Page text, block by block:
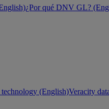
¿Por qué DNV GL?
technology (English)Veracity